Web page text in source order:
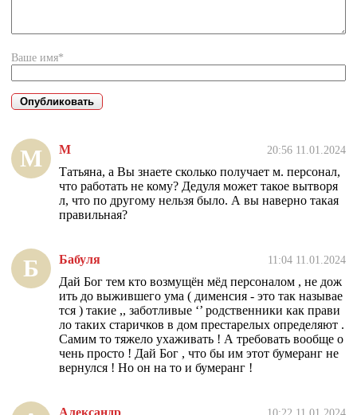
Ваше имя*
М М 20:56 11.01.2024
Татьяна, а Вы знаете сколько получает м. персонал,
что работать не кому? Дедуля может такое вытворя
л, что по другому нельзя было. А вы наверно такая
правильная?
Б Бабуля 11:04 11.01.2024
Дай Бог тем кто возмущён мёд персоналом , не дож
ить до выжившего ума ( дименсия - это так называе
тся ) такие ,, заботливые ‘’ родственники как прави
ло таких старичков в дом престарелых определяют .
Самим то тяжело ухаживать ! А требовать вообще о
чень просто ! Дай Бог , что бы им этот бумеранг не
вернулся ! Но он на то и бумеранг !